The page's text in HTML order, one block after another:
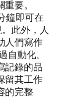
要。
鐘即可在
此外，人
人們寫作
自動化、
記錄的品
留其工作
的完整